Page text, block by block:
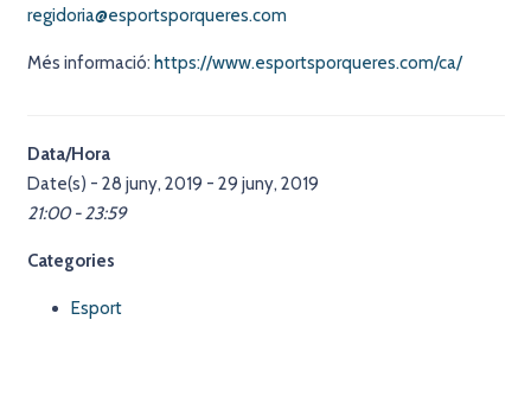
regidoria@esportsporqueres.com
Més informació: https://www.esportsporqueres.com/ca/
Data/Hora
Date(s) - 28 juny, 2019 - 29 juny, 2019
21:00 - 23:59
Categories
Esport